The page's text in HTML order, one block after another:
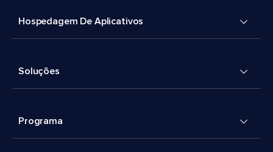
Hospedagem De Aplicativos
Soluções
Programa